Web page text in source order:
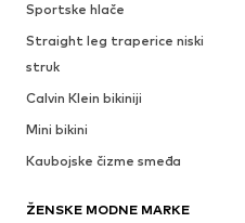
Sportske hlače
Straight leg traperice niski
struk
Calvin Klein bikiniji
Mini bikini
Kaubojske čizme smeđa
ŽENSKE MODNE MARKE